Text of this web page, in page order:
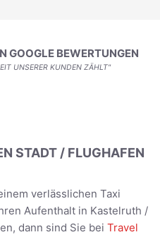
GOOGLE BEWERTUNGEN
UNSERER KUNDEN ZÄHLT"
STADT / FLUGHAFEN
verlässlichen Taxi
Aufenthalt in Kastelruth /
dann sind Sie bei Travel